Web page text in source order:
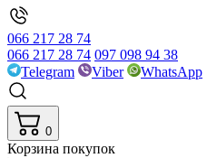
066 217 28 74
066 217 28 74 097 098 94 38
Telegram
Viber WhatsApp
0
Корзина покупок